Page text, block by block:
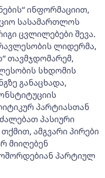
ინფორმაციით,
სასამართლოს
ცვლილებები შევა.
ლიდერმა,
თავმჯდომარემ,
სხდომის
განაცხადა,
პარტიასთან
პასიური
ამგვარი პირები
მიიღებენ
პარტიულ